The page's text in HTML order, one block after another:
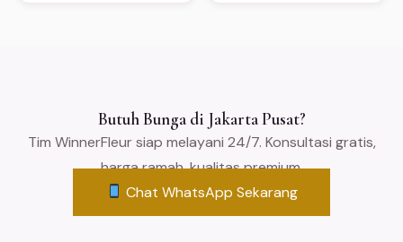
Butuh Bunga di Jakarta Pusat?
Tim WinnerFleur siap melayani 24/7. Konsultasi gratis,
harga ramah, kualitas premium.
Chat WhatsApp Sekarang